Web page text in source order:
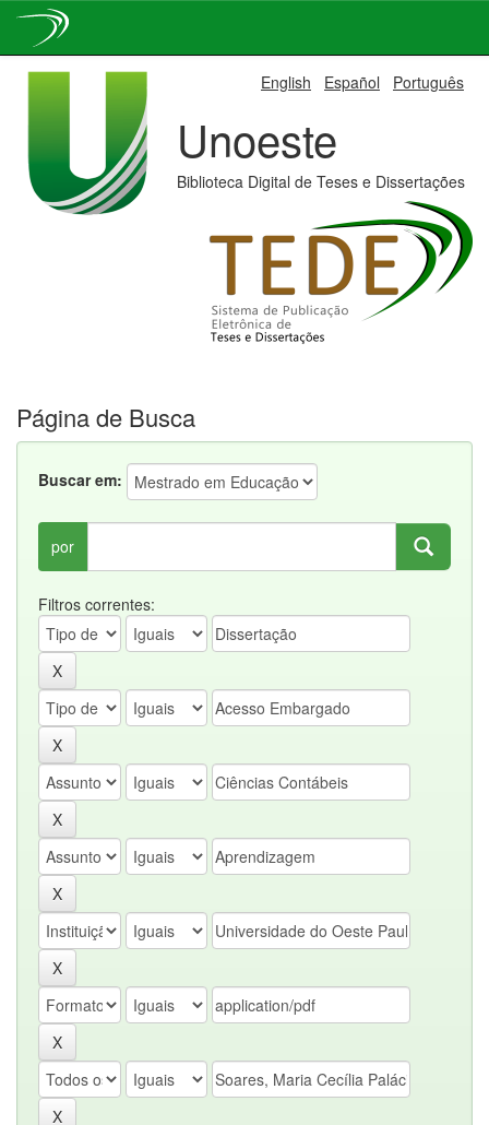
English Español Português
Unoeste
Biblioteca Digital de Teses e Dissertações
Página de Busca
Buscar em:
por
Filtros correntes: